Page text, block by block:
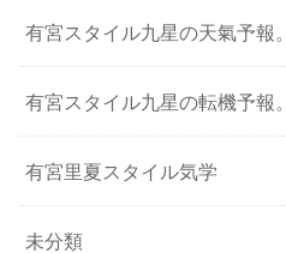
有宮スタイル九星の天氣予報。
有宮スタイル九星の転機予報。
有宮里夏スタイル気学
未分類